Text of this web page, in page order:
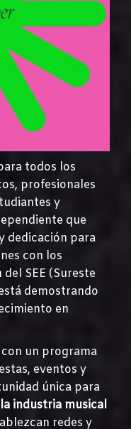
todos los
profesionales
y
que
dedicación para
con los
SEE (Sureste
demostrando
en
un programa
eventos y
única para
industria musical
redes y